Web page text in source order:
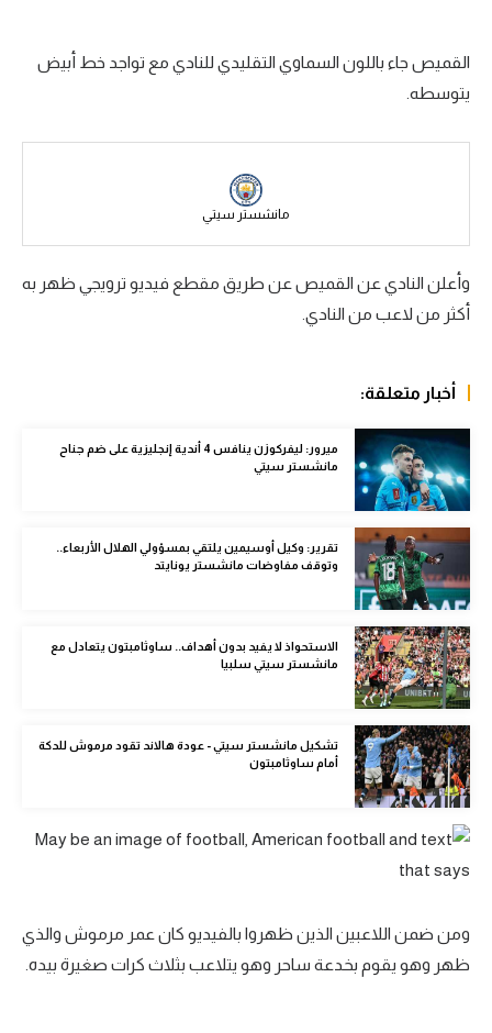
رياضات أخرى
كرة السلة الأمريكية
كرة سلة
كرة يد
الوطن العربي
في المونديال
رياضة نسائية
آسيا
أمريكا
ركن الألعاب
ميركاتو
تحقيق في الجول
القميص جاء باللون السماوي التقليدي للنادي مع تواجد خط أبيض
يتوسطه.
مانشستر سيتي
وأعلن النادي عن القميص عن طريق مقطع فيديو ترويجي ظهر به
أكثر من لاعب من النادي.
أخبار متعلقة:
ميرور: ليفركوزن ينافس 4 أندية إنجليزية على ضم جناح
مانشستر سيتي
تقرير: وكيل أوسيمين يلتقي بمسؤولي الهلال الأربعاء..
وتوقف مفاوضات مانشستر يونايتد
الاستحواذ لا يفيد بدون أهداف.. ساوثامبتون يتعادل مع
مانشستر سيتي سلبيا
تشكيل مانشستر سيتي - عودة هالاند تقود مرموش للدكة
أمام ساوثامبتون
ومن ضمن اللاعبين الذين ظهروا بالفيديو كان عمر مرموش والذي
ظهر وهو يقوم بخدعة ساحر وهو يتلاعب بثلاث كرات صغيرة بيده.